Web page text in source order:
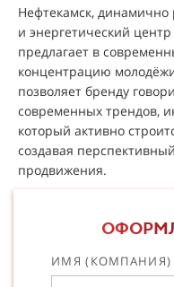
Нефтекамск,
и энергетический
предлагает в
концентрацию
позволяет бренду
современных трендов,
который активно
создавая
продвижения.
ИМЯ (КОМПАНИЯ)